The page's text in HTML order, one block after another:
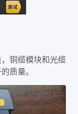
铜缆模块和光缆
质量。